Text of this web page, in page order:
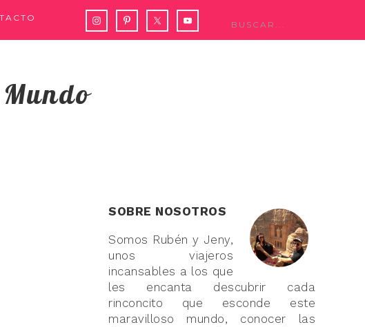
SOBRE NOSOTROS
Somos Rubén y Jeny,
unos viajeros
incansables a los que
les encanta descubrir cada
rinconcito que esconde este
maravilloso mundo, conocer las